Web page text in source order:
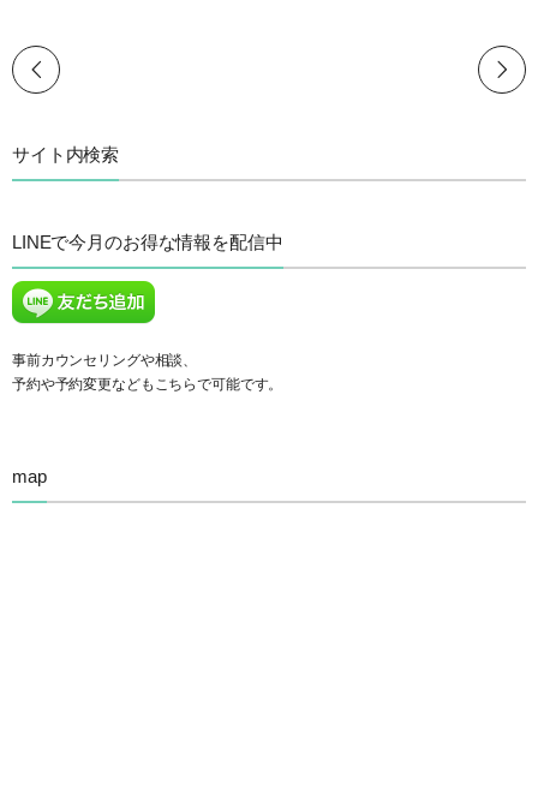
サイト内検索
LINEで今月のお得な情報を配信中
事前カウンセリングや相談、
予約や予約変更などもこちらで可能です。
map